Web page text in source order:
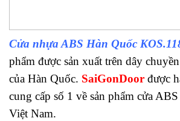
Cửa nhựa ABS Hàn Quốc
phẩm được sản xuất trên dây
của Hàn Quốc. SaiGonDoor được
cung cấp số 1 về sản phẩm cửa
Việt Nam.